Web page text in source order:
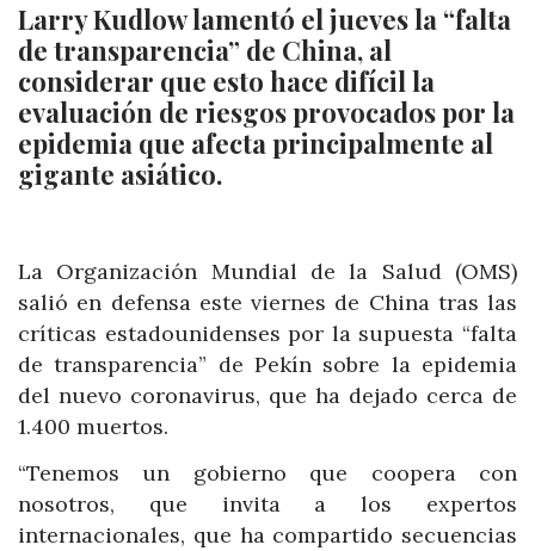
Larry Kudlow lamentó el jueves la “falta
de transparencia” de China, al
considerar que esto hace difícil la
evaluación de riesgos provocados por la
epidemia que afecta principalmente al
gigante asiático.
La Organización Mundial de la Salud (OMS)
salió en defensa este viernes de China tras las
críticas estadounidenses por la supuesta “falta
de transparencia” de Pekín sobre la epidemia
del nuevo coronavirus, que ha dejado cerca de
1.400 muertos.
“Tenemos un gobierno que coopera con
nosotros, que invita a los expertos
internacionales, que ha compartido secuencias